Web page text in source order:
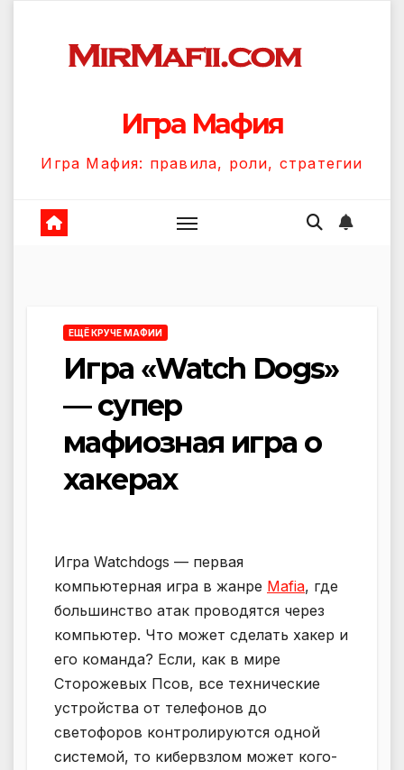
содержанию
Игра Мафия
Игра Мафия: правила, роли, стратегии
ЕЩЁ КРУЧЕ МАФИИ
Игра «Watch Dogs»
— супер
мафиозная игра о
хакерах
Игра Watchdogs — первая
компьютерная игра в жанре Mafia, где
большинство атак проводятся через
компьютер. Что может сделать хакер и
его команда? Если, как в мире
Сторожевых Псов, все технические
устройства от телефонов до
светофоров контролируются одной
системой, то кибервзлом может кого-